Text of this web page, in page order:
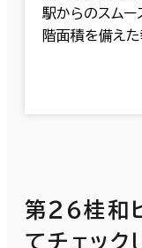
駅からのスム
階面積を備えた
第２６桂
てチェック